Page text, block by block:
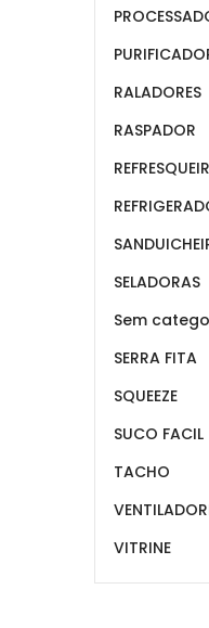
RALADORES
RASPADOR
SELADORAS
Sem
SERRA FITA
SQUEEZE
SUCO FACIL
TACHO
VITRINE